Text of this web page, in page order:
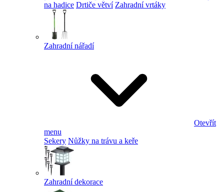
na hadice Drtiče větví Zahradní vrtáky
Zahradní nářadí
Otevřít
menu
Sekery Nůžky na trávu a keře
Zahradní dekorace